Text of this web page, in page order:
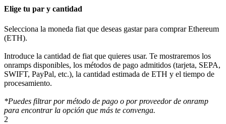
Elige tu par y cantidad
Selecciona la moneda fiat que deseas gastar para comprar Ethereum
(ETH).
Introduce la cantidad de fiat que quieres usar. Te mostraremos los
onramps disponibles, los métodos de pago admitidos (tarjeta, SEPA,
SWIFT, PayPal, etc.), la cantidad estimada de ETH y el tiempo de
procesamiento.
*Puedes filtrar por método de pago o por proveedor de onramp
para encontrar la opción que más te convenga.
2